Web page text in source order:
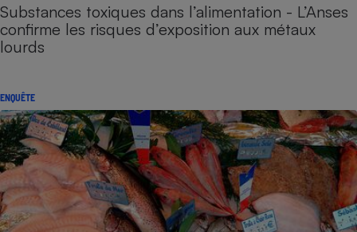
Substances toxiques dans l’alimentation - L’Anses
confirme les risques d’exposition aux métaux
lourds
ENQUÊTE